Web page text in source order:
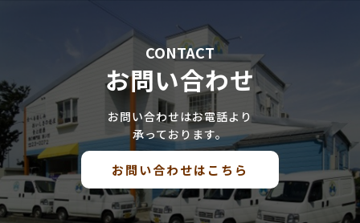
CONTACT
お問い合わせ
お問い合わせはお電話より
承っております。
お問い合わせはこちら